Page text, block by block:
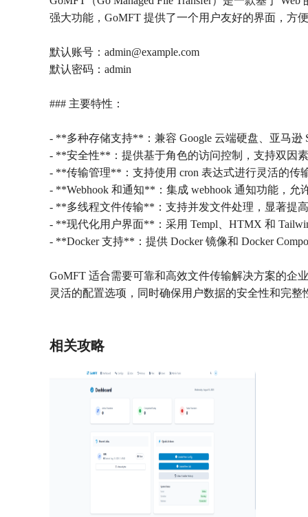
强大功能，GoMFT 提供了一个用户友好的界面，方
默认账号：admin@example.com
默认密码：admin
### 主要特性：
- **多种存储支持**：兼容 Google 云端硬盘、亚马逊
- **安全性**：提供基于角色的访问控制，支持双因
- **传输管理**：支持使用 cron 表达式进行灵活的传
- **Webhook 和通知**：集成 webhook 通知功能，
- **多线程文件传输**：支持并发文件处理，显著提
- **现代化用户界面**：采用 Templ、HTMX 和
- **Docker 支持**：提供 Docker 镜像和 Docker
GoMFT 适合需要可靠和高效文件传输解决方案的企
灵活的配置选项，同时确保用户数据的安全性和完整
相关攻略